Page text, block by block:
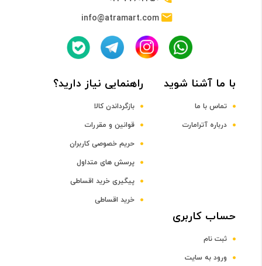
info@atramart.com
با ما آشنا شوید
تماس با ما
درباره آترامارت
راهنمایی نیاز دارید؟
بازگرداندن کالا
قوانین و مقررات
حریم خصوصی کاربران
پرسش های متداول
پیگیری خرید اقساطی
خرید اقساطی
حساب کاربری
ثبت نام
ورود به سایت